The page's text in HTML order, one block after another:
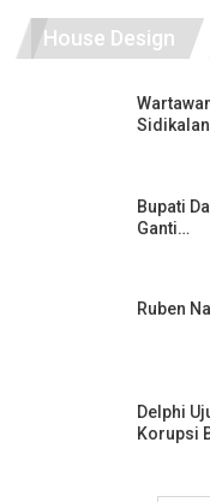
House Design
Bupati
Ganti…
Ruben
Delphi
Korupsi